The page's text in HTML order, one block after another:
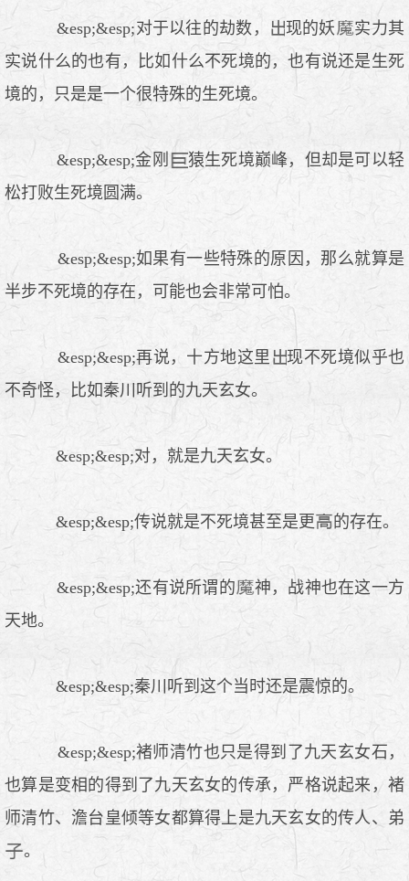
&esp;&esp;对于以往的劫数， 现的妖
实力其
实说什么的也有，比如什么不死境的，也有说还是生死
境的，只是是一个很特殊的生死境。
&esp;&esp;金刚
猿生死境巅峰，但却是可以轻
松打败生死境圆满。
&esp;&esp;如果有一些特殊的原因，那么就算是
半步不死境的存在，可能也会非常可怕。
&esp;&esp;再说，十方地这里
现不死境似乎也
不奇怪，比如秦川听到的九天玄女。
&esp;&esp;对，就是九天玄女。
&esp;&esp;传说就是不死境甚至是更 的存在。
&esp;&esp;还有说所谓的
神，战神也在这一方
天地。
&esp;&esp;秦川听到这个当时还是震惊的。
&esp;&esp;褚师清竹也只是得到了九天玄女石，
也算是变相的得到了九天玄女的传承，严格说起来，褚
师清竹、澹台皇倾等女都算得上是九天玄女的传人、弟
。